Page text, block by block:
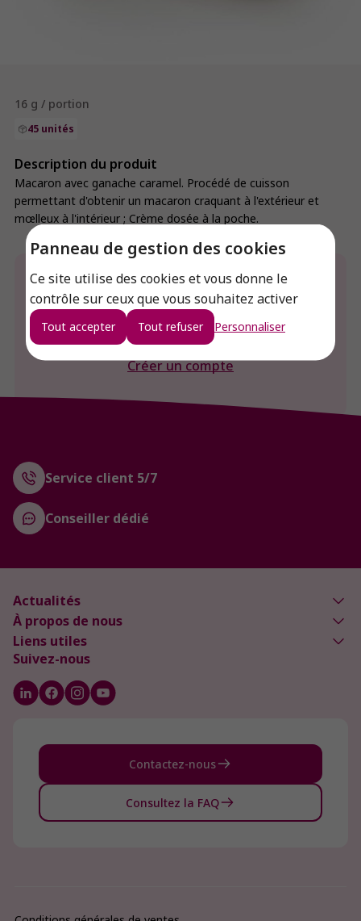
Panneau de gestion des cookies
Ce site utilise des cookies et vous donne le
contrôle sur ceux que vous souhaitez activer
Tout accepter Tout refuser Personnaliser
16 g / portion
45 unités
Description du produit
Macaron avec ganache caramel. Procédé de cuisson
permettant d'obtenir un macaron craquant à l'extérieur et
mœlleux à l'intérieur ; Crème dosée à la poche.
Envie de connaitre le prix de ce produit ?
Connexion
Créer un compte
Service client 5/7
Conseiller dédié
Actualités
À propos de nous
Liens utiles
Suivez-nous
Contactez-nous
Consultez la FAQ